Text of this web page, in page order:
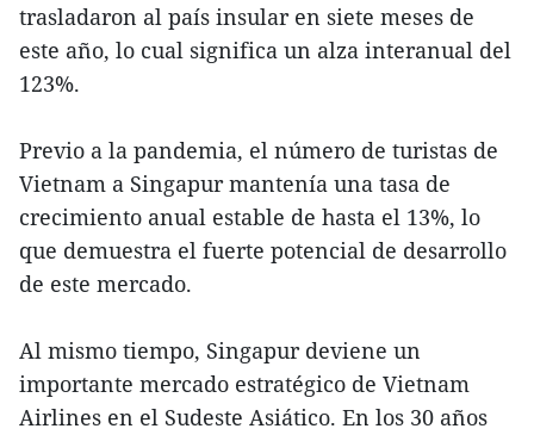
trasladaron al país insular en siete meses de
este año, lo cual significa un alza interanual del
123%.
Previo a la pandemia, el número de turistas de
Vietnam a Singapur mantenía una tasa de
crecimiento anual estable de hasta el 13%, lo
que demuestra el fuerte potencial de desarrollo
de este mercado.
Al mismo tiempo, Singapur deviene un
importante mercado estratégico de Vietnam
Airlines en el Sudeste Asiático. En los 30 años